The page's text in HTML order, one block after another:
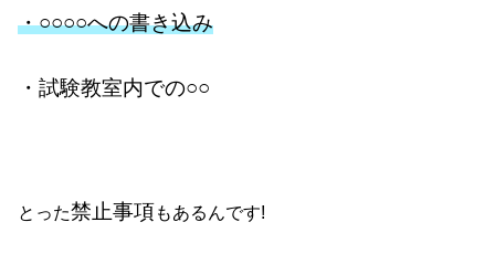
・○○○○への書き込み
・試験教室内での○○
とった禁止事項もあるんです!